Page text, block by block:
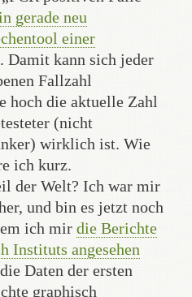
gerade neu
einer
. Damit kann sich jeder
Fallzahl
hoch die aktuelle Zahl
(nicht
wirklich ist. Wie
ich kurz.
der Welt? Ich war mir
und bin es jetzt noch
ich mir die Berichte
Instituts angesehen
Daten der ersten
graphisch